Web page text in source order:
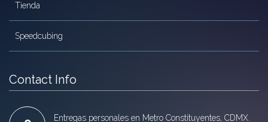
Tienda
Speedcubing
Contact Info
Entregas personales en Metro Constituyentes, CDMX.